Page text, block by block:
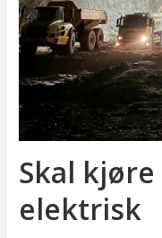
Skal
elektrisk